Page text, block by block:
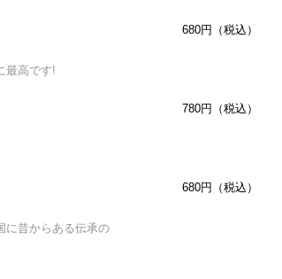
最高です!
680円（税込）
780円（税込）
に昔からある伝承の
680円（税込）